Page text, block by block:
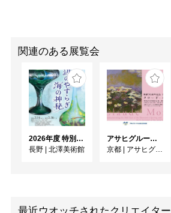
関連のある展覧会
2026年度 特別展「ガレとドーム、アール･ヌーヴォーのガラス 水辺のやすらぎ、海の神秘」
長野 | 北澤美術館
アサヒグループ大山崎山荘美術館 開館30周年記念展「没後100年 クロード・モネ」
京都 | アサヒグループ大山崎山荘美術館
最近ウオッチされたクリエイター